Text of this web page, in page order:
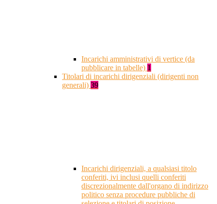
Incarichi amministrativi di vertice (da
pubblicare in tabelle) 1
Titolari di incarichi dirigenziali (dirigenti non
generali) 39
Incarichi dirigenziali, a qualsiasi titolo
conferiti, ivi inclusi quelli conferiti
discrezionalmente dall'organo di indirizzo
politico senza procedure pubbliche di